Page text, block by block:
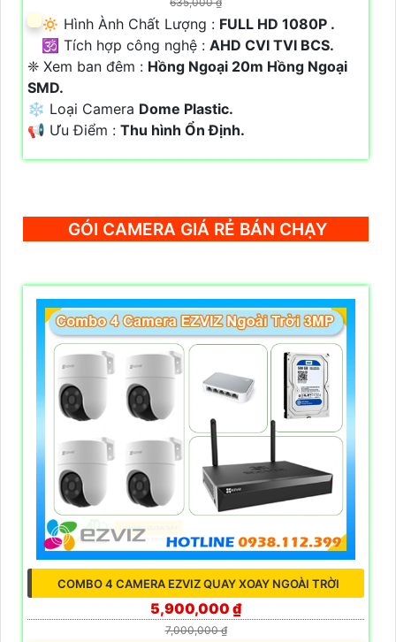
🔅 Hình Ành Chất Lượng : FULL HD 1080P .
🕉️ Tích hợp công nghệ : AHD CVI TVI BCS.
❈ Xem ban đêm : Hồng Ngoại 20m Hồng Ngoại
SMD.
❄ Loại Camera Dome Plastic.
️📢 Ưu Điểm : Thu hình Ổn Định.
GÓI CAMERA GIÁ RẺ BÁN CHẠY
COMBO 4 CAMERA EZVIZ QUAY XOAY NGOÀI TRỜI
5,900,000 ₫
7,000,000 ₫